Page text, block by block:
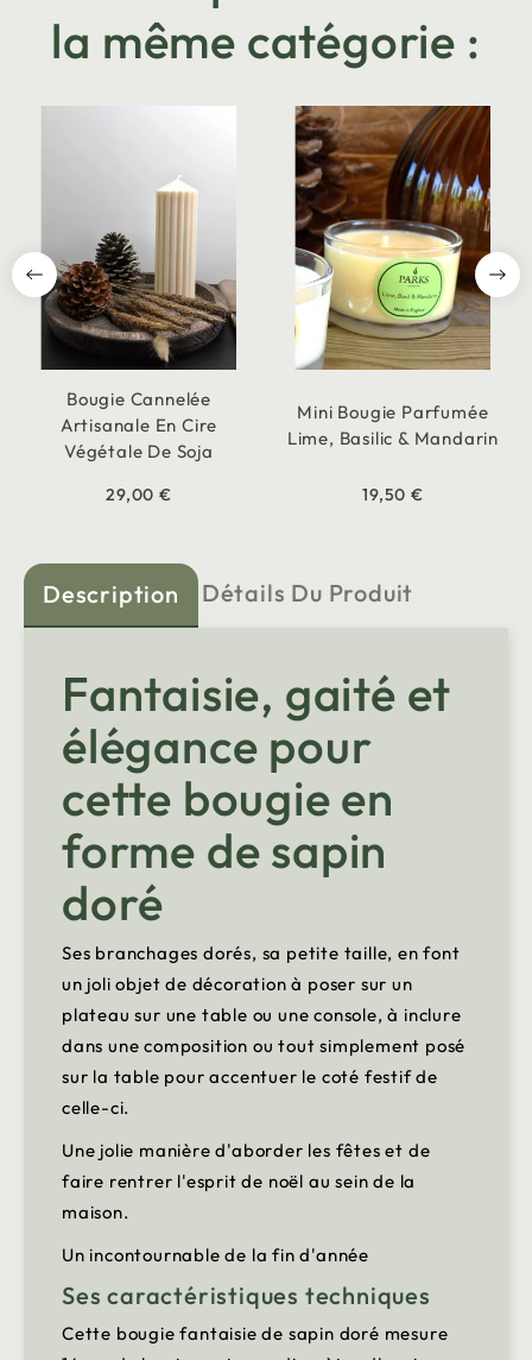
la même catégorie :
Bougie Cannelée
Artisanale En Cire
Végétale De Soja
29,00 €
Mini Bougie Parfumée
Lime, Basilic & Mandarin
19,50 €
Description Détails Du Produit
Fantaisie, gaité et
élégance pour
cette bougie en
forme de sapin
doré
Ses branchages dorés, sa petite taille, en font
un joli objet de décoration à poser sur un
plateau sur une table ou une console, à inclure
dans une composition ou tout simplement posé
sur la table pour accentuer le coté festif de
celle-ci.
Une jolie manière d'aborder les fêtes et de
faire rentrer l'esprit de noël au sein de la
maison.
Un incontournable de la fin d'année
Ses caractéristiques techniques
Cette bougie fantaisie de sapin doré mesure